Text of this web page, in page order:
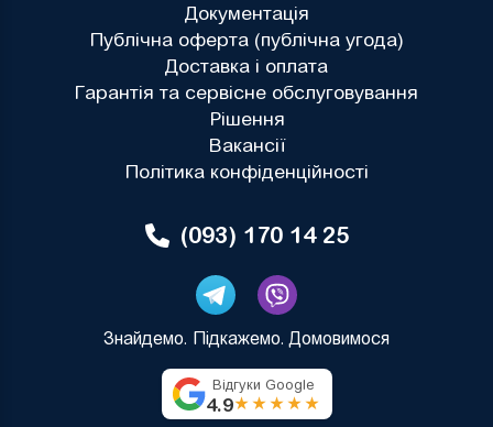
Документація
Публічна оферта (публічна угода)
Доставка і оплата
Гарантія та сервісне обслуговування
Рішення
Вакансії
Політика конфіденційності
(093) 170 14 25
Знайдемо. Підкажемо. Домовимося
Відгуки Google
4.9★★★★★